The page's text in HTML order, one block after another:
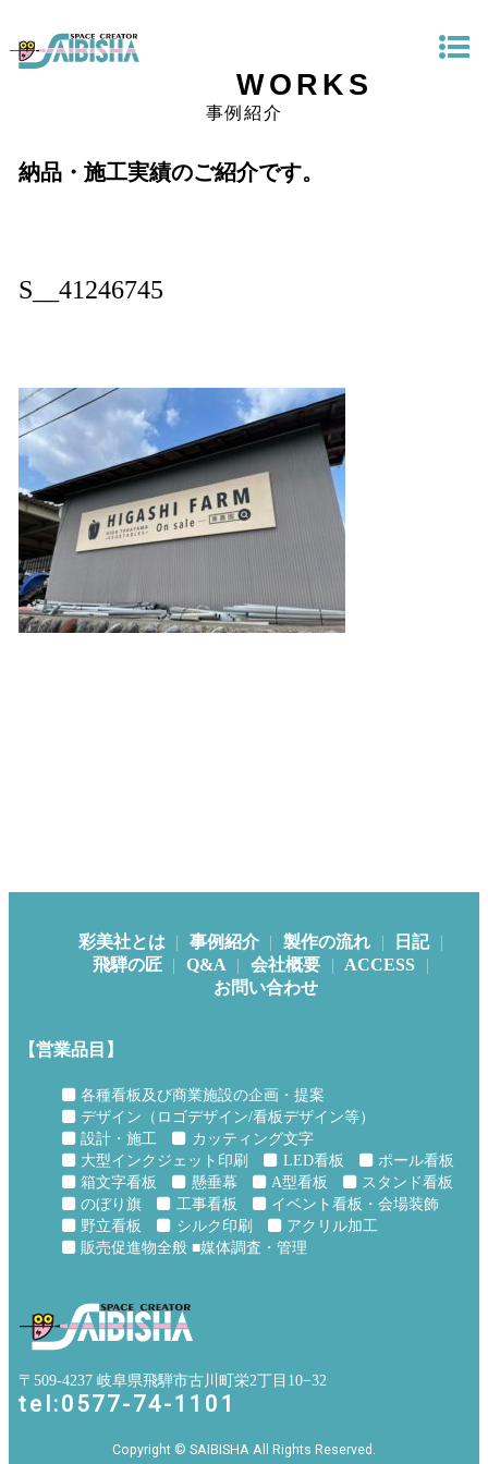
WORKS
事例紹介
納品・施工実績のご紹介です。
S__41246745
彩美社とは 事例紹介 製作の流れ
日記
飛騨の匠
Q&A 会社概要
ACCESS
お問い合わせ
【営業品目】
各種看板及び商業施設の企画・提案
デザイン（ロゴデザイン/看板デザイン等）
設計・施工
カッティング文字
大型インクジェット印刷
LED看板
ポール看板
箱文字看板
懸垂幕 A型看板
スタンド看板
のぼり旗
工事看板
イベント看板・会場装飾
野立看板
シルク印刷
アクリル加工
販売促進物全般 ■媒体調査・管理
〒509-4237 岐阜県飛騨市古川町栄2丁目10−32
tel:0577-74-1101
Copyright © SAIBISHA All Rights Reserved.